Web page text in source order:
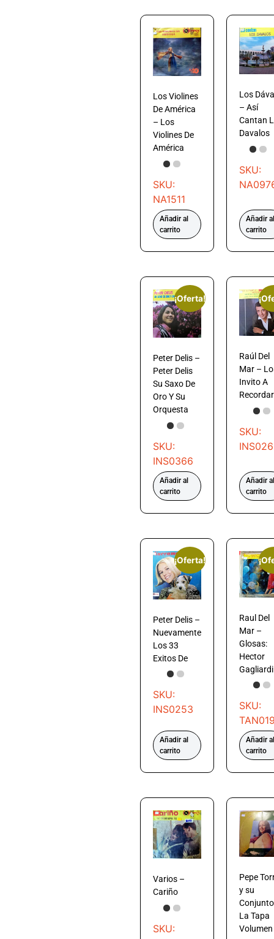
Los Violines
De América
– Los
Violines De
América
SKU:
NA1511
Añadir al
carrito
Los
– Así
Cantan
Davalos
SKU:
Añadir al
carrito
¡Oferta!
Peter Delis –
Peter Delis
Su Saxo De
Oro Y Su
Orquesta
SKU:
INS0366
Añadir al
carrito
Raúl Del
Mar –
Invito A
Recordar
SKU:
Añadir al
carrito
¡Oferta!
Peter Delis –
Nuevamente
Los 33
Exitos De
SKU:
INS0253
Añadir al
carrito
Raul Del
Mar –
Glosas:
Hector
Gagliardi
SKU:
Añadir al
carrito
Varios –
Cariño
SKU:
Pepe
y su
La Tapa
Volumen